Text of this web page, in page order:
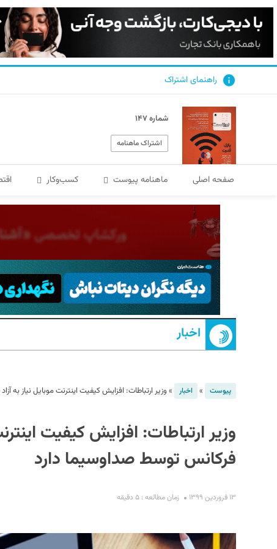
راهنمای اشتراک
شماره ۱۴۷
اشتراک ماهنامه
صفحه اصلی ماهنامه پیوست کسب‌و‌کار
اخبار
پیوست » اخبار » وزیر ارتباطات: افزایش کیفیت اینترنت موبایل نیاز به
وزیر ارتباطات: افزایش کیفیت
فرکانس توسط صداوسیما دارد
۱۳ فروردین ۱۳۹۹ زمان مطالعه : ۵ دقیقه